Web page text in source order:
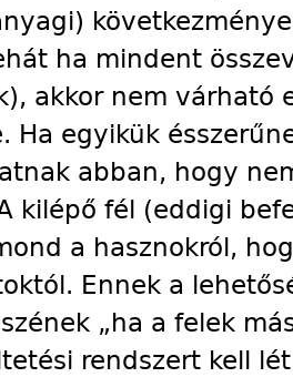
ha mindent
akkor nem várható
Ha egyikük
abban, hogy
kilépő fél (eddigi
a hasznokról,
Ennek a
„ha a felek
rendszert kell